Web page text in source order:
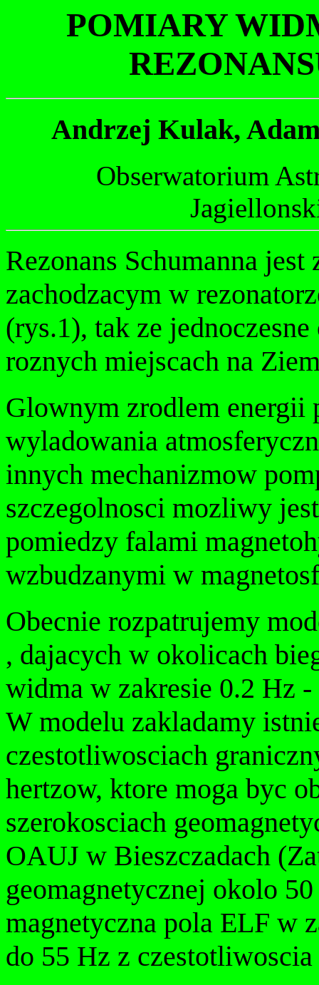
POMIARY
Andrzej Kulak,
Obserwatorium
Rezonans Schumanna
zachodzacym w
(rys.1), tak ze
roznych miejscach na
Glownym zrodlem energii
wyladowania
innych mechanizmow
szczegolnosci mozliwy
pomiedzy falami
wzbudzanymi w
Obecnie rozpatrujemy
, dajacych w okolicach
widma w zakresie 0.2 Hz -
W modelu zakladamy
czestotliwosciach
hertzow, ktore moga byc
szerokosciach
OAUJ w Bieszczadach
geomagnetycznej okolo
magnetyczna pola ELF w
do 55 Hz z